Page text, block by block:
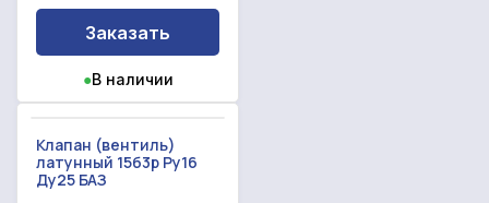
Заказать
●В наличии
Клапан (вентиль)
латунный 15б3р Ру16
Ду25 БАЗ